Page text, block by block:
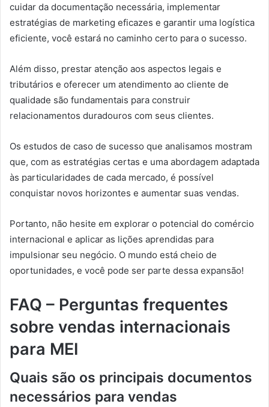
cuidar da documentação necessária, implementar
estratégias de marketing eficazes e garantir uma logística
eficiente, você estará no caminho certo para o sucesso.
Além disso, prestar atenção aos aspectos legais e
tributários e oferecer um atendimento ao cliente de
qualidade são fundamentais para construir
relacionamentos duradouros com seus clientes.
Os estudos de caso de sucesso que analisamos mostram
que, com as estratégias certas e uma abordagem adaptada
às particularidades de cada mercado, é possível
conquistar novos horizontes e aumentar suas vendas.
Portanto, não hesite em explorar o potencial do comércio
internacional e aplicar as lições aprendidas para
impulsionar seu negócio. O mundo está cheio de
oportunidades, e você pode ser parte dessa expansão!
FAQ – Perguntas frequentes
sobre vendas internacionais
para MEI
Quais são os principais documentos
necessários para vendas